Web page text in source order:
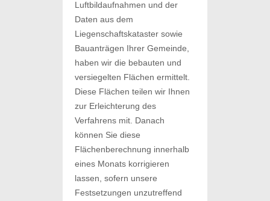
Luftbildaufnahmen und der
Daten aus dem
Liegenschaftskataster sowie
Bauanträgen Ihrer Gemeinde,
haben wir die bebauten und
versiegelten Flächen ermittelt.
Diese Flächen teilen wir Ihnen
zur Erleichterung des
Verfahrens mit. Danach
können Sie diese
Flächenberechnung innerhalb
eines Monats korrigieren
lassen, sofern unsere
Festsetzungen unzutreffend